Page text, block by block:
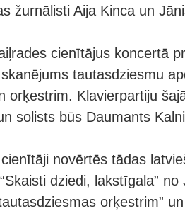
žurnālisti Aija Kinca un
cienītājus koncertā
tautasdziesmu
orķestrim. Klavierpartiju
solists būs Daumants
novērtēs tādas
dziedi, lakstīgala”
orķestrim”